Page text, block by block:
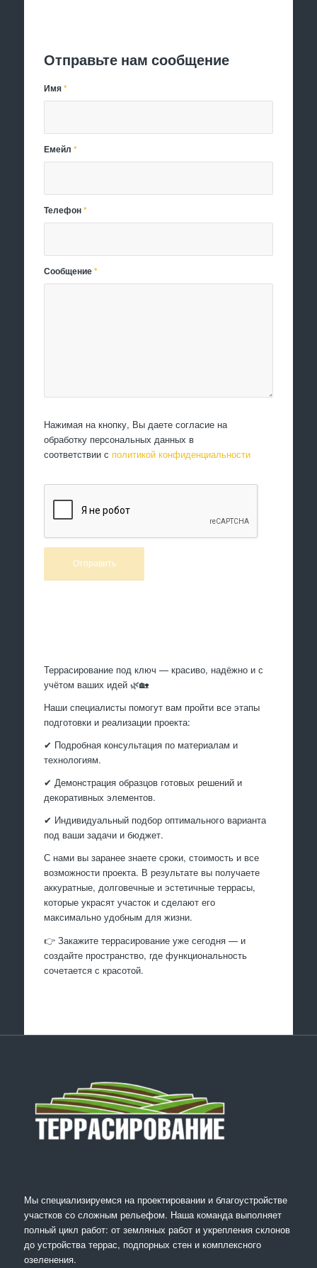
Отправьте нам сообщение
Имя*
Емейл*
Телефон*
Сообщение*
Нажимая на кнопку, Вы даете согласие на
обработку персональных данных в
соответствии с политикой конфиденциальности
Террасирование под ключ — красиво, надёжно и с
учётом ваших идей 🌿🏡
Наши специалисты помогут вам пройти все этапы
подготовки и реализации проекта:
✔ Подробная консультация по материалам и
технологиям.
✔ Демонстрация образцов готовых решений и
декоративных элементов.
✔ Индивидуальный подбор оптимального варианта
под ваши задачи и бюджет.
С нами вы заранее знаете сроки, стоимость и все
возможности проекта. В результате вы получаете
аккуратные, долговечные и эстетичные террасы,
которые украсят участок и сделают его
максимально удобным для жизни.
👉 Закажите террасирование уже сегодня — и
создайте пространство, где функциональность
сочетается с красотой.
Мы специализируемся на проектировании и благоустройстве
участков со сложным рельефом. Наша команда выполняет
полный цикл работ: от земляных работ и укрепления склонов
до устройства террас, подпорных стен и комплексного
озеленения.